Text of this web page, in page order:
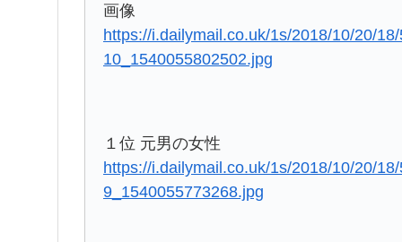
画像
https://i.dailymail.co.uk/1s/2018/10/20/
10_1540055802502.jpg
１位 元男の女性
https://i.dailymail.co.uk/1s/2018/10/20/
9_1540055773268.jpg